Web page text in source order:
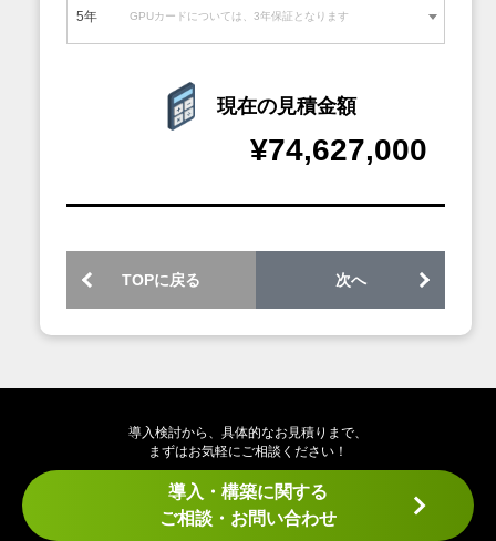
5年 GPUカードについては、3年保証となります
現在の見積金額
¥74,627,000
TOPに戻る 次へ
導入検討から、具体的なお見積りまで、
まずはお気軽にご相談ください！
導入・構築に関する
ご相談・お問い合わせ